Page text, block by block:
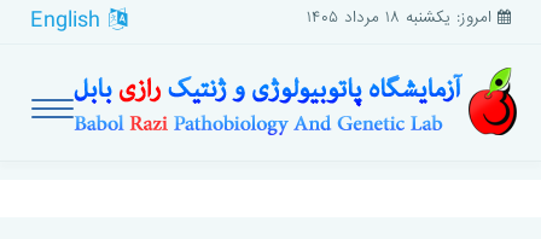
امروز: یکشنبه ۱۸ مرداد ۱۴۰۵